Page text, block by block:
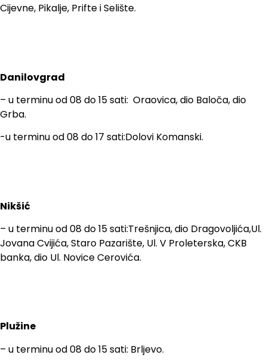
Cijevne, Pikalje, Prifte i Selište.
Danilovgrad
– u terminu od 08 do 15 sati: Oraovica, dio Baloča, dio
Grba.
-u terminu od 08 do 17 sati:Dolovi Komanski.
Nikšić
– u terminu od 08 do 15 sati:Trešnjica, dio Dragovoljića,Ul.
Jovana Cvijića, Staro Pazarište, Ul. V Proleterska, CKB
banka, dio Ul. Novice Cerovića.
Plužine
– u terminu od 08 do 15 sati: Brljevo.